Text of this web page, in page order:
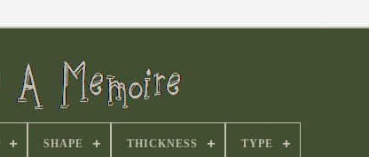
SHAPE THICKNESS TYPE